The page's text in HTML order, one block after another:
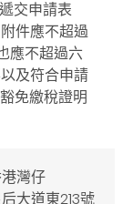
交申請表
件應不超過
應不超過六
及符合申請
免繳稅證明
灣仔
大道東213號